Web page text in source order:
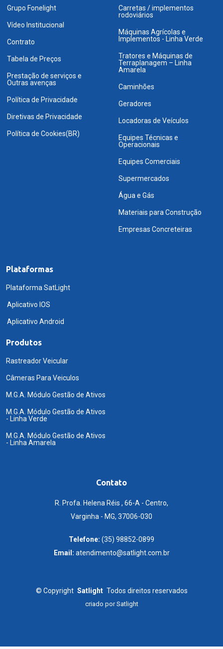
Grupo Fonelight
Vídeo Institucional
Contrato
Tabela de Preços
Prestação de serviços e
Outras avenças
Política de Privacidade
Diretivas de Privacidade
Política de Cookies(BR)
Carretas / implementos
rodoviários
Máquinas Agrícolas e
Implementos - Linha Verde
Tratores e Máquinas de
Terraplanagem – Linha
Amarela
Caminhões
Geradores
Locadoras de Veículos
Equipes Técnicas e
Operacionais
Equipes Comerciais
Supermercados
Água e Gás
Materiais para Construção
Empresas Concreteiras
Plataformas
Plataforma SatLight
Aplicativo IOS
Aplicativo Android
Produtos
Rastreador Veicular
Câmeras Para Veiculos
M.G.A. Módulo Gestão de Ativos
M.G.A. Módulo Gestão de Ativos
- Linha Verde
M.G.A. Módulo Gestão de Ativos
- Linha Amarela
Contato
R. Profa. Helena Réis , 66-A - Centro,
Varginha - MG, 37006-030
Telefone: (35) 98852-0899
Email: atendimento@satlight.com.br
© Copyright Satlight Todos direitos reservados
criado porSatlight